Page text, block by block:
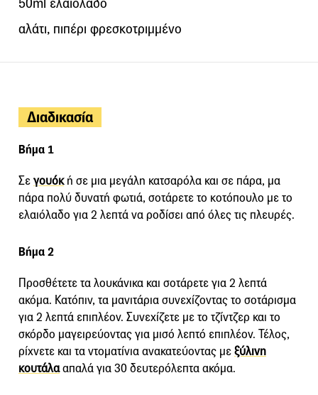
50ml ελαιόλαδο
αλάτι, πιπέρι φρεσκοτριμμένο
Διαδικασία
Βήμα 1
Σεγουόκή σε μια μεγάλη κατσαρόλα και σε πάρα, μα
πάρα πολύ δυνατή φωτιά, σοτάρετε το κοτόπουλο με το
ελαιόλαδο για 2 λεπτά να ροδίσει από όλες τις πλευρές.
Βήμα 2
Προσθέτετε τα λουκάνικα και σοτάρετε για 2 λεπτά
ακόμα. Κατόπιν, τα μανιτάρια συνεχίζοντας το σοτάρισμα
για 2 λεπτά επιπλέον. Συνεχίζετε με το τζίντζερ και το
σκόρδο μαγειρεύοντας για μισό λεπτό επιπλέον. Τέλος,
ρίχνετε και τα ντοματίνια ανακατεύοντας μεξύλινη
κουτάλααπαλά για 30 δευτερόλεπτα ακόμα.